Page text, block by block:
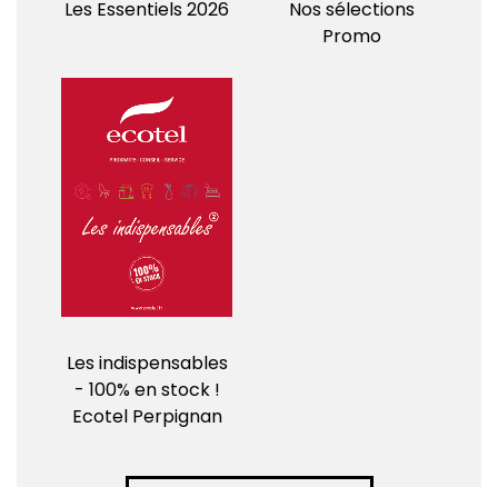
Les Essentiels 2026
Nos sélections
Promo
Les indispensables
- 100% en stock !
Ecotel Perpignan